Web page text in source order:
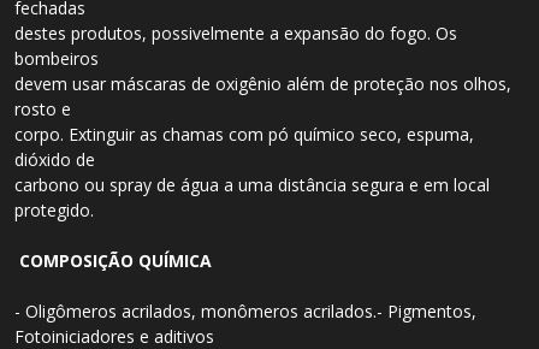
fechadas
destes produtos, possivelmente a expansão do fogo. Os
bombeiros
devem usar máscaras de oxigênio além de proteção nos olhos,
rosto e
corpo. Extinguir as chamas com pó químico seco, espuma,
dióxido de
carbono ou spray de água a uma distância segura e em local
protegido.
COMPOSIÇÃO QUÍMICA
- Oligômeros acrilados, monômeros acrilados.- Pigmentos,
Fotoiniciadores e aditivos